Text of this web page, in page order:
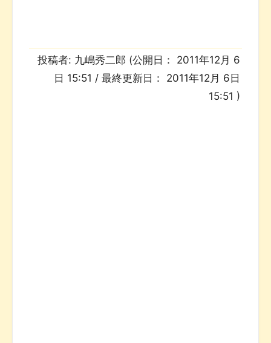
投稿者: 九嶋秀二郎 (公開日： 2011年12月 6
日 15:51 / 最終更新日： 2011年12月 6日
15:51 )